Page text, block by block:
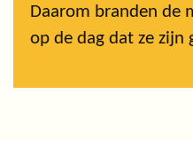
Daarom branden de
op de dag dat ze zijn